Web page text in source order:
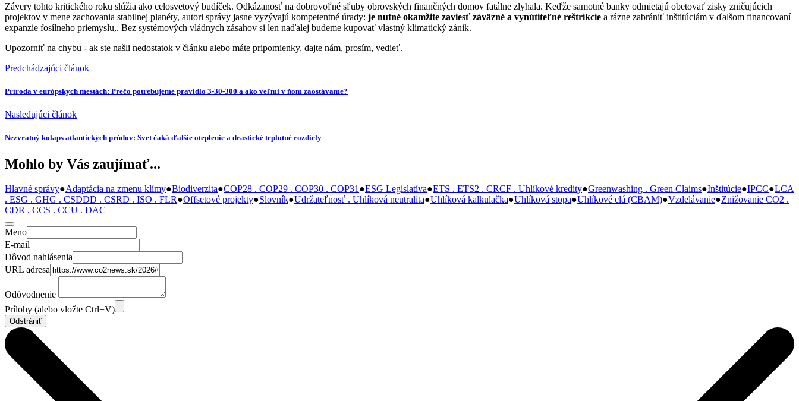
Závery tohto kritického roku slúžia ako celosvetový budíček. Odkázanosť na dobrovoľné sľuby obrovských finančných domov fatálne zlyhala. Keďže samotné banky odmietajú obetovať zisky zničujúcich
projektov v mene zachovania stabilnej planéty, autori správy jasne vyzývajú kompetentné úrady: je nutné okamžite zaviesť záväzné a vynútiteľné reštrikcie a rázne zabrániť inštitúciám v ďalšom financovaní
expanzie fosílneho priemyslu,. Bez systémových vládnych zásahov si len naďalej budeme kupovať vlastný klimatický zánik.
Upozorniť na chybu - ak ste našli nedostatok v článku alebo máte pripomienky, dajte nám, prosím, vedieť.
Predchádzajúci článok
Príroda v európskych mestách: Prečo potrebujeme pravidlo 3-30-300 a ako veľmi v ňom zaostávame?
Nasledujúci článok
Nezvratný kolaps atlantických prúdov: Svet čaká ďalšie oteplenie a drastické teplotné rozdiely
Mohlo by Vás zaujímať...
Hlavné správy●Adaptácia na zmenu klímy●Biodiverzita●COP28 . COP29 . COP30 . COP31●ESG Legislatíva●ETS . ETS2 . CRCF . Uhlíkové kredity●Greenwashing . Green Claims●Inštitúcie●IPCC●LCA
. ESG . GHG . CSDDD . CSRD . ISO . FLR●Offsetové projekty●Slovník●Udržateľnosť . Uhlíková neutralita●Uhlíková kalkulačka●Uhlíková stopa●Uhlíkové clá (CBAM)●Vzdelávanie●Znižovanie CO2 .
CDR . CCS . CCU . DAC
Meno
E-mail
Dôvod nahlásenia
URL adresa
Odôvodnenie
Prílohy (alebo vložte Ctrl+V)
Odstrániť